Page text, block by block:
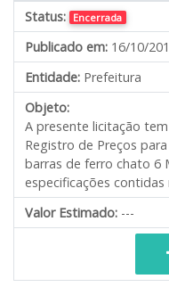
Status: Encerrada
Publicado em: 16/10/
Entidade: Prefeitura
Objeto:
A presente licitação
Registro de Preços
barras de ferro chato 6
especificações contidas
Valor Estimado: ---